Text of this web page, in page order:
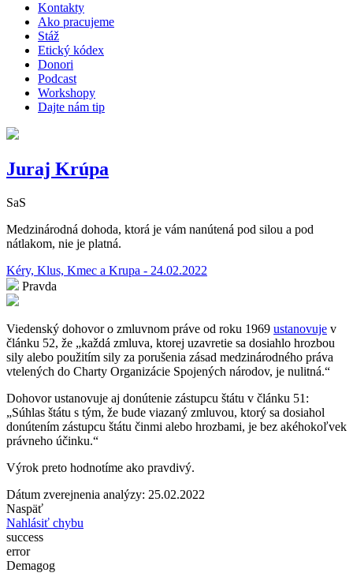
Kontakty
Ako pracujeme
Stáž
Etický kódex
Donori
Podcast
Workshopy
Dajte nám tip
Juraj Krúpa
SaS
Medzinárodná dohoda, ktorá je vám nanútená pod silou a pod
nátlakom, nie je platná.
Kéry, Klus, Kmec a Krupa - 24.02.2022
Pravda
Viedenský dohovor o zmluvnom práve od roku 1969 ustanovuje v
článku 52, že „každá zmluva, ktorej uzavretie sa dosiahlo hrozbou
sily alebo použitím sily za porušenia zásad medzinárodného práva
vtelených do Charty Organizácie Spojených národov, je nulitná.“
Dohovor ustanovuje aj donútenie zástupcu štátu v článku 51:
„Súhlas štátu s tým, že bude viazaný zmluvou, ktorý sa dosiahol
donútením zástupcu štátu činmi alebo hrozbami, je bez akéhokoľvek
právneho účinku.“
Výrok preto hodnotíme ako pravdivý.
Dátum zverejnenia analýzy: 25.02.2022
Naspäť
Nahlásiť chybu
success
error
Demagog